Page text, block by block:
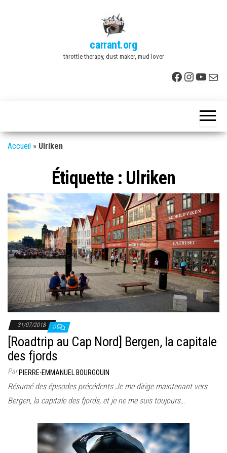
carrant.org
throttle therapy, dust maker, mud lover
Facebook
E-
Accueil » Ulriken
Étiquette : Ulriken
31/07/2018 0
[Roadtrip au Cap Nord] Bergen, la capitale
des fjords
ParPIERRE-EMMANUEL BOURGOUIN
Résumé des épisodes précédents Je me dirige maintenant vers
Bergen, la capitale des fjords, et je ne me suis toujours…